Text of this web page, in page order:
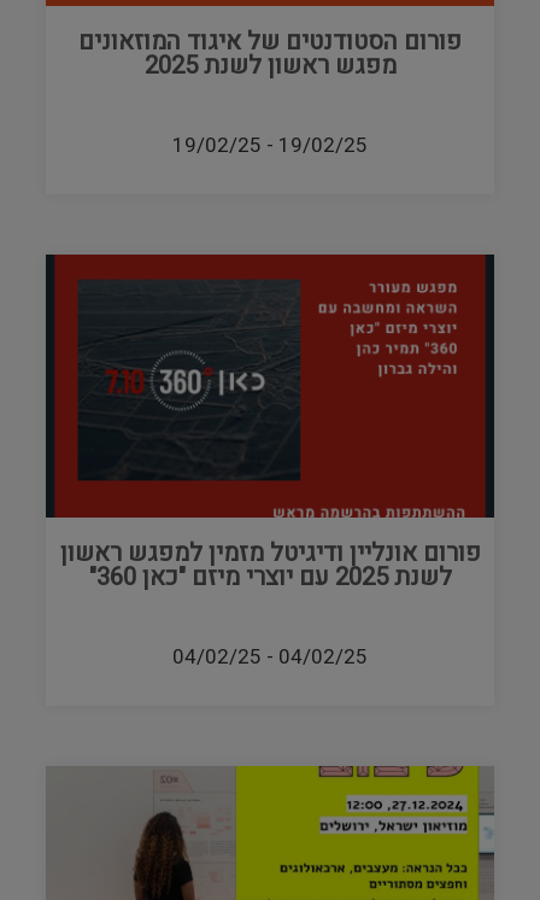
פורום הסטודנטים של איגוד המוזאונים
מפגש ראשון לשנת 2025
19/02/25
-
19/02/25
פורום אונליין ודיגיטל מזמין למפגש ראשון
לשנת 2025 עם יוצרי מיזם "כאן 360"
04/02/25
-
04/02/25